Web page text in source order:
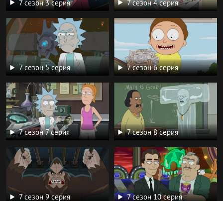
7 сезон 3 серия 7 сезон 4 серия
7 сезон 5 серия 7 сезон 6 серия
7 сезон 7 серия 7 сезон 8 серия
7 сезон 9 серия 7 сезон 10 серия